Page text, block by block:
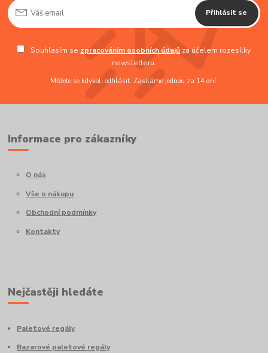
Přihlásit se
Souhlasím se zpracováním osobních údajů za účelem rozesílky
newsletteru.
Můžete se kdykoli odhlásit. Zasíláme jednou za 14 dní.
Informace pro zákazníky
O nás
Vše o nákupu
Obchodní podmínky
Kontakty
Nejčastěji hledáte
Paletové regály
Bazarové paletové regály